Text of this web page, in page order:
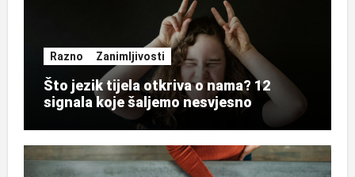
Razno Zanimljivosti
Što jezik tijela otkriva o nama? 12
signala koje šaljemo nesvjesno